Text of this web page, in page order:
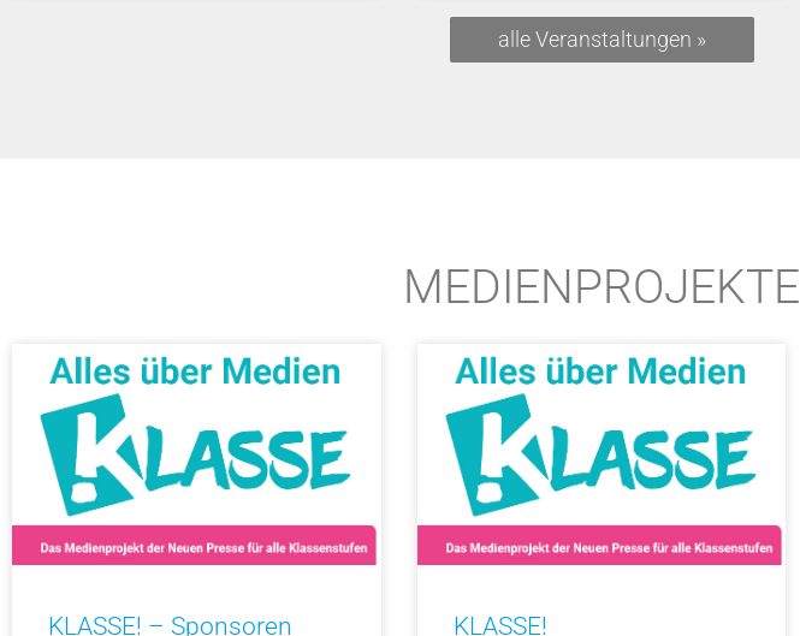
alle Veranstaltungen »
MEDIENPROJEKTE
KLASSE! – Sponsoren KLASSE!